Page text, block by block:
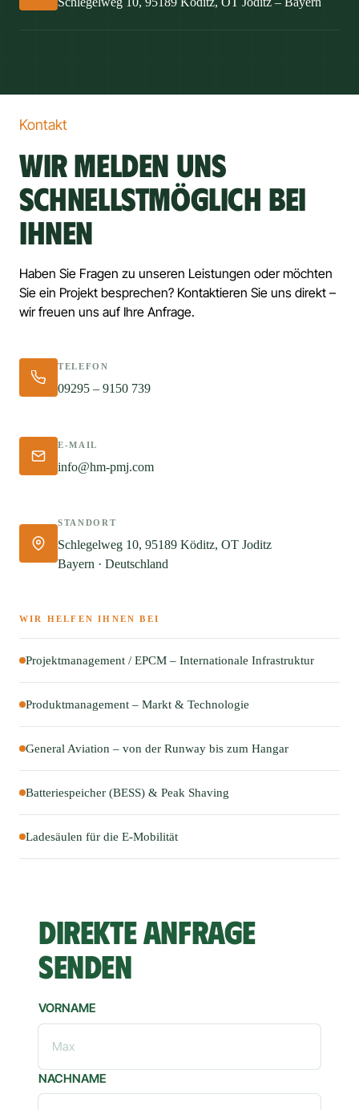
Kontakt
WIR MELDEN
SCHNELLSTMÖGLICH
IHNEN
Haben Sie Fragen zu unseren Leistungen oder
Sie ein Projekt besprechen? Kontaktieren Sie uns direkt
wir freuen uns auf Ihre Anfrage.
TELEFON
09295 – 9150 739
E-MAIL
info@hm-pmj.com
STANDORT
Schlegelweg 10, 95189 Köditz, OT Joditz
Bayern · Deutschland
WIR HELFEN IHNEN BEI
Projektmanagement / EPCM – Internationale Infrastruktur
Produktmanagement – Markt & Technologie
General Aviation – von der Runway bis zum Hangar
Batteriespeicher (BESS) & Peak Shaving
Ladesäulen für die E-Mobilität
DIREKTE ANFRAGE
SENDEN
VORNAME
VORNAME
NACHNAME